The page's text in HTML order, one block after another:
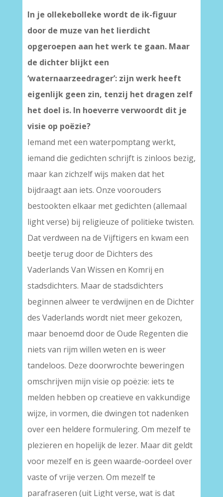
In je ollekebolleke wordt de ik-figuur
door de muze van het lierdicht
opgeroepen aan het werk te gaan. Maar
de dichter blijkt een
‘waternaarzeedrager’: zijn werk heeft
eigenlijk geen zin, tenzij het dragen zelf
het doel is. In hoeverre verwoordt dit je
visie op poëzie?
Iemand met een waterpomptang werkt,
iemand die gedichten schrijft is zinloos bezig,
maar kan zichzelf wijs maken dat het
bijdraagt aan iets. Onze voorouders
bestookten elkaar met gedichten (allemaal
light verse) bij religieuze of politieke twisten.
Dat verdween na de Vijftigers en kwam een
beetje terug door de Dichters des
Vaderlands Van Wissen en Komrij en
stadsdichters. Maar de stadsdichters
beginnen alweer te verdwijnen en de Dichter
des Vaderlands wordt niet meer gekozen,
maar benoemd door de Oude Regenten die
niets van rijm willen weten en is weer
tandeloos. Deze doorwrochte beweringen
omschrijven mijn visie op poëzie: iets te
melden hebben op creatieve en vakkundige
wijze, in vormen, die dwingen tot nadenken
over een heldere formulering. Om mezelf te
plezieren en hopelijk de lezer. Maar dit geldt
voor mezelf en is geen waarde-oordeel over
vaste of vrije verzen. Om mezelf te
parafraseren (uit Light verse, wat is dat